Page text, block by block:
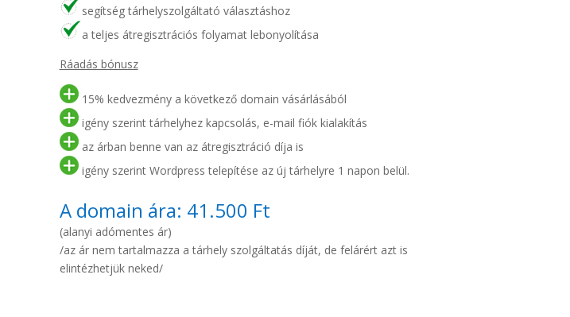
segítség tárhelyszolgáltató választáshoz
a teljes átregisztrációs folyamat lebonyolítása
Ráadás bónusz
15% kedvezmény a következő domain vásárlásából
igény szerint tárhelyhez kapcsolás, e-mail fiók kialakítás
az árban benne van az átregisztráció díja is
igény szerint Wordpress telepítése az új tárhelyre 1 napon belül.
A domain ára: 41.500 Ft
(alanyi adómentes ár)
/az ár nem tartalmazza a tárhely szolgáltatás díját, de felárért azt is
elintézhetjük neked/